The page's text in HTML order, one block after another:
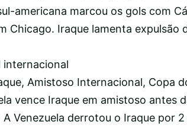
americana marcou os gols com
Chicago. Iraque lamenta expulsão
internacional
Amistoso Internacional, Copa
vence Iraque em amistoso antes
A Venezuela derrotou o Iraque por